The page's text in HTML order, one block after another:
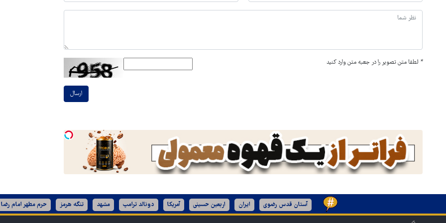
* لطفا متن تصویر را در جعبه متن وارد کنید
ارسال
آستان قدس رضوی ایران اربعین حسینی آمریکا دونالد ترامپ مشهد تنگه هرمز حرم مطهر امام